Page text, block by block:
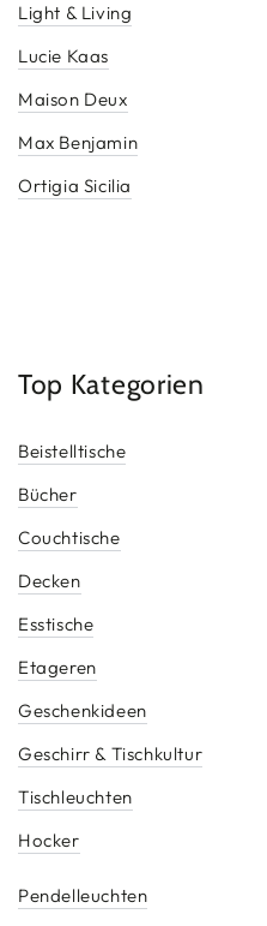
Light & Living
Lucie Kaas
Maison Deux
Max Benjamin
Ortigia Sicilia
Top Kategorien
Beistelltische
Bücher
Couchtische
Decken
Esstische
Etageren
Geschenkideen
Geschirr & Tischkultur
Tischleuchten
Hocker
Pendelleuchten